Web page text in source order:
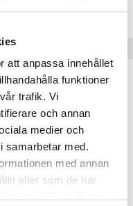
att anpassa innehållet
funktioner
trafik. Vi
och annan
medier och
samarbetar med.
med annan
eller som de har